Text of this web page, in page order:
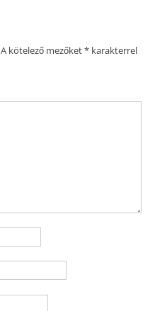
A kötelező mezőket*karakterrel